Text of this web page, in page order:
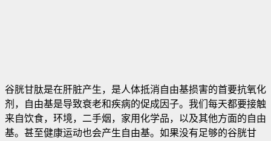
谷胱甘肽是在肝脏产生，是人体抵消自由基损害的首要抗氧化
剂，自由基是导致衰老和疾病的促成因子。我们每天都要接触
来自饮食，环境，二手烟，家用化学品，以及其他方面的自由
基。甚至健康运动也会产生自由基。如果没有足够的谷胱甘